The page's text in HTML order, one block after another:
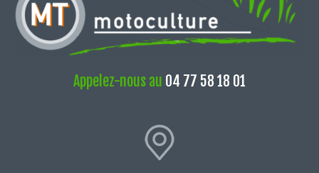
Appelez-nous au 04 77 58 18 01